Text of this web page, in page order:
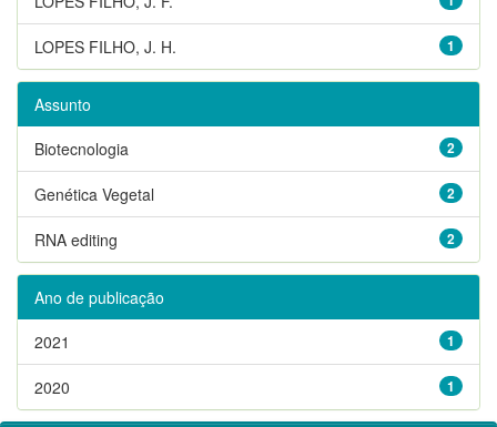
1
LOPES FILHO, J. H.
Assunto
2
Biotecnologia
2
Genética Vegetal
2
RNA editing
Ano de publicação
1
2021
1
2020